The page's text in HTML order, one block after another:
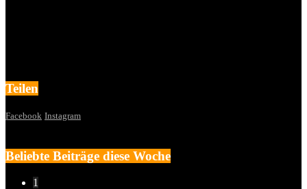
Teilen
Facebook Instagram
Beliebte Beiträge diese Woche
1